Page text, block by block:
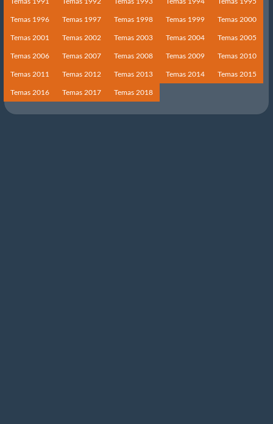
Temas 1996 Temas 1997 Temas 1998 Temas 1999 Temas 2000
Temas 2001 Temas 2002 Temas 2003 Temas 2004 Temas 2005
Temas 2006 Temas 2007 Temas 2008 Temas 2009 Temas 2010
Temas 2011 Temas 2012 Temas 2013 Temas 2014 Temas 2015
Temas 2016 Temas 2017 Temas 2018